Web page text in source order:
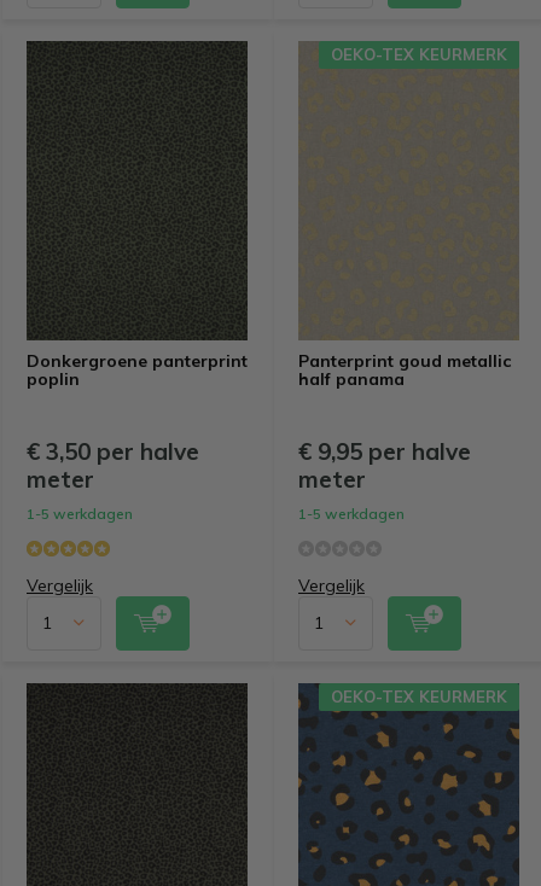
Donkergroene panterprint
poplin
€ 3,50 per halve
meter
1-5 werkdagen
Vergelijk
Panterprint goud metallic
half panama
OEKO-TEX KEURMERK
€ 9,95 per halve
meter
1-5 werkdagen
Vergelijk
OEKO-TEX KEURMERK